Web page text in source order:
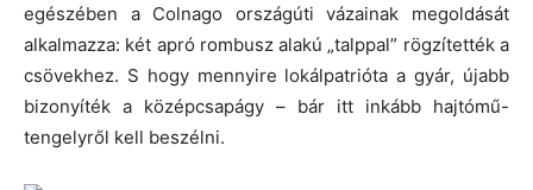
egészében a Colnago országúti vázainak megoldását
alkalmazza: két apró rombusz alakú „talppal” rögzítették a
csövekhez. S hogy mennyire lokálpatrióta a gyár, újabb
bizonyíték a középcsapágy – bár itt inkább hajtómű-
tengelyről kell beszélni.